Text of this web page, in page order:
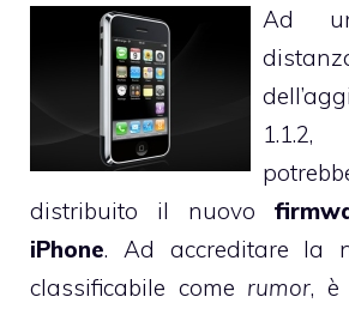
Ad
distribuito il nuovo
iPhone. Ad accreditare la
classificabile come rumor, è